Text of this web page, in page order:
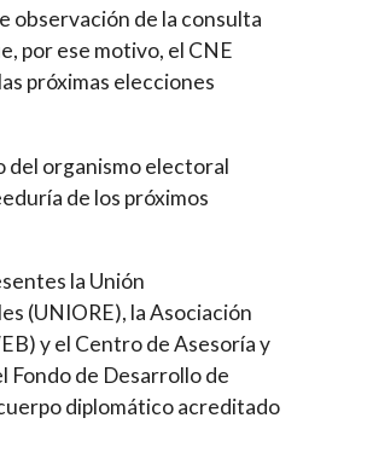
observación de la consulta
por ese motivo, el CNE
próximas elecciones
del organismo electoral
de los próximos
la Unión
(UNIORE), la Asociación
y el Centro de Asesoría y
Fondo de Desarrollo de
diplomático acreditado